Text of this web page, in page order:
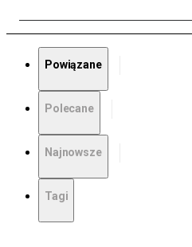
Powiązane
Polecane
Najnowsze
Tagi